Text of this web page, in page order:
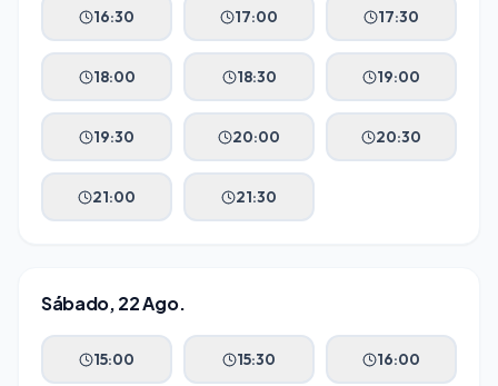
16:30 17:00 17:30
18:00 18:30 19:00
19:30 20:00 20:30
21:00 21:30
Sábado, 22 Ago.
15:00 15:30 16:00